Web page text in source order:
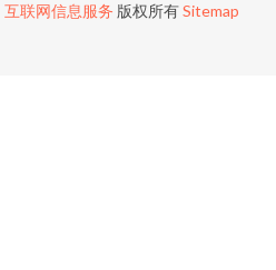
互联网信息服务 版权所有Sitemap